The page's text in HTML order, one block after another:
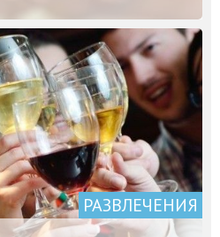
РАЗВЛЕЧЕНИЯ